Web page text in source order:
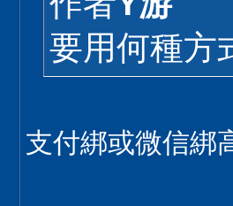
要用何種方
支付綁或微信綁